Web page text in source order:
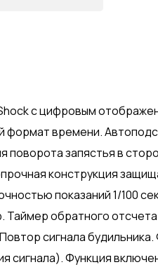
с цифровым
формат времени.
запястья в
конструкция
показаний 1/100
обратного отсчета
сигнала будильника.
сигнала). Функция